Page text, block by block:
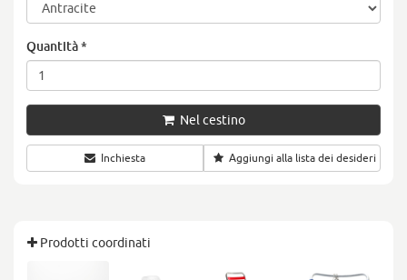
Quantità*
Nel cestino
Inchiesta Aggiungi alla lista dei desideri
Prodotti coordinati